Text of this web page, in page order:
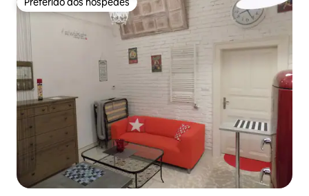
Preferido dos hóspedes